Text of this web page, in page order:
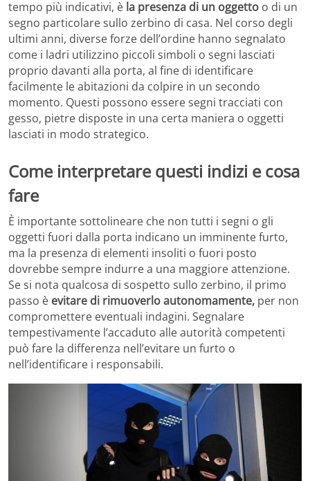
tempo più indicativi, è la presenza di un oggetto o di un
segno particolare sullo zerbino di casa. Nel corso degli
ultimi anni, diverse forze dell’ordine hanno segnalato
come i ladri utilizzino piccoli simboli o segni lasciati
proprio davanti alla porta, al fine di identificare
facilmente le abitazioni da colpire in un secondo
momento. Questi possono essere segni tracciati con
gesso, pietre disposte in una certa maniera o oggetti
lasciati in modo strategico.
Come interpretare questi indizi e cosa
fare
È importante sottolineare che non tutti i segni o gli
oggetti fuori dalla porta indicano un imminente furto,
ma la presenza di elementi insoliti o fuori posto
dovrebbe sempre indurre a una maggiore attenzione.
Se si nota qualcosa di sospetto sullo zerbino, il primo
passo è evitare di rimuoverlo autonomamente, per non
compromettere eventuali indagini. Segnalare
tempestivamente l’accaduto alle autorità competenti
può fare la differenza nell’evitare un furto o
nell’identificare i responsabili.